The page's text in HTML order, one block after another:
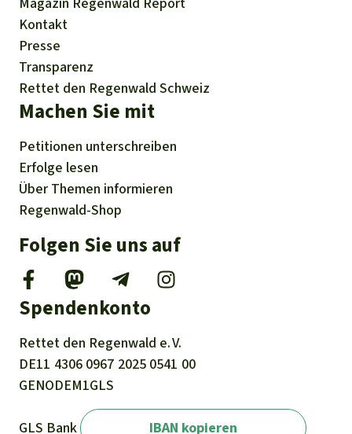
Kontakt
Presse
Transparenz
Rettet den Regenwald Schweiz
Machen Sie mit
Petitionen unterschreiben
Erfolge lesen
Über Themen informieren
Regenwald-Shop
Folgen Sie uns auf
Spendenkonto
Rettet den Regenwald e. V.
DE11 4306 0967 2025 0541 00
GENODEM1GLS
GLS Bank IBAN kopieren